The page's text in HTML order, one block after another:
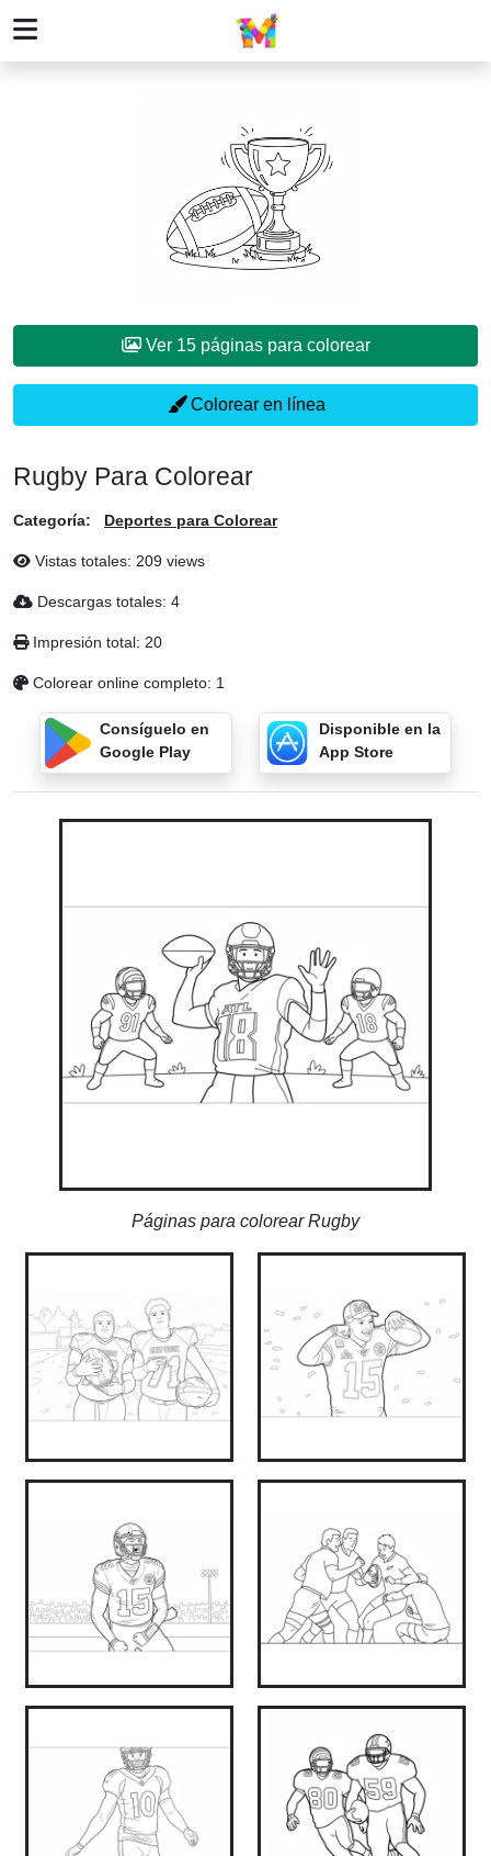
Ver 15 páginas para colorear
Colorear en línea
Rugby Para Colorear
Categoría: Deportes para Colorear
Vistas totales: 209 views
Descargas totales: 4
Impresión total: 20
Colorear online completo: 1
Consíguelo en
Google Play
Disponible en la
App Store
Páginas para colorear Rugby